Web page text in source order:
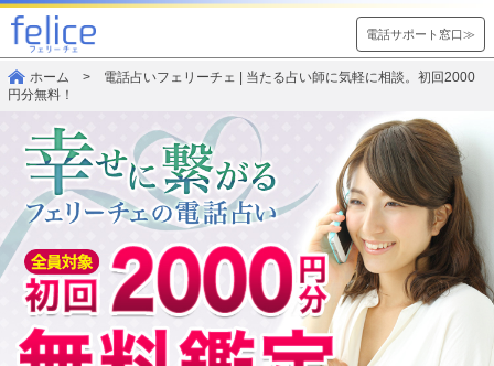
電話サポート窓口≫
ホーム > 電話占いフェリーチェ | 当たる占い師に気軽に相談。初回2000
円分無料！